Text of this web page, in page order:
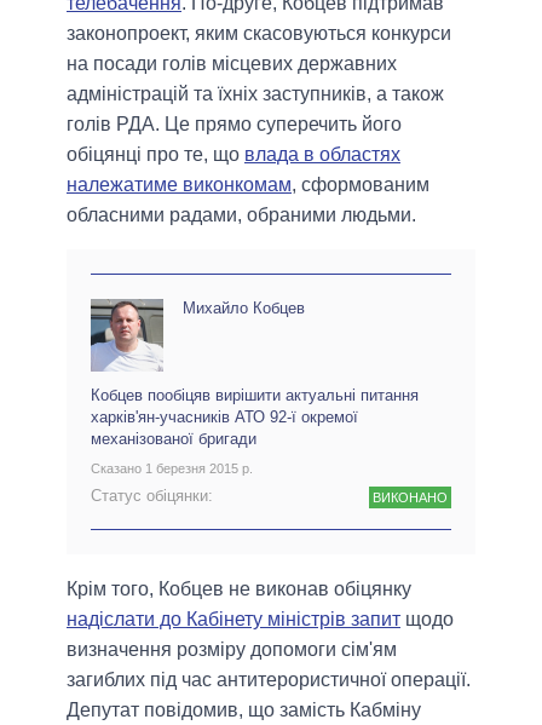
законопроект, яким скасовуються конкурси
на посади голів місцевих державних
адміністрацій та їхніх заступників, а також
голів РДА. Це прямо суперечить його
обіцянці про те, що влада в областях
належатиме виконкомам, сформованим
обласними радами, обраними людьми.
Михайло Кобцев
Кобцев пообіцяв вирішити актуальні питання
харків'ян-учасників АТО 92-ї окремої
механізованої бригади
Сказано 1 березня 2015 р.
Статус обіцянки: ВИКОНАНО
Крім того, Кобцев не виконав обіцянку
надіслати до Кабінету міністрів запит щодо
визначення розміру допомоги сім'ям
загиблих під час антитерористичної операції.
Депутат повідомив, що замість Кабміну